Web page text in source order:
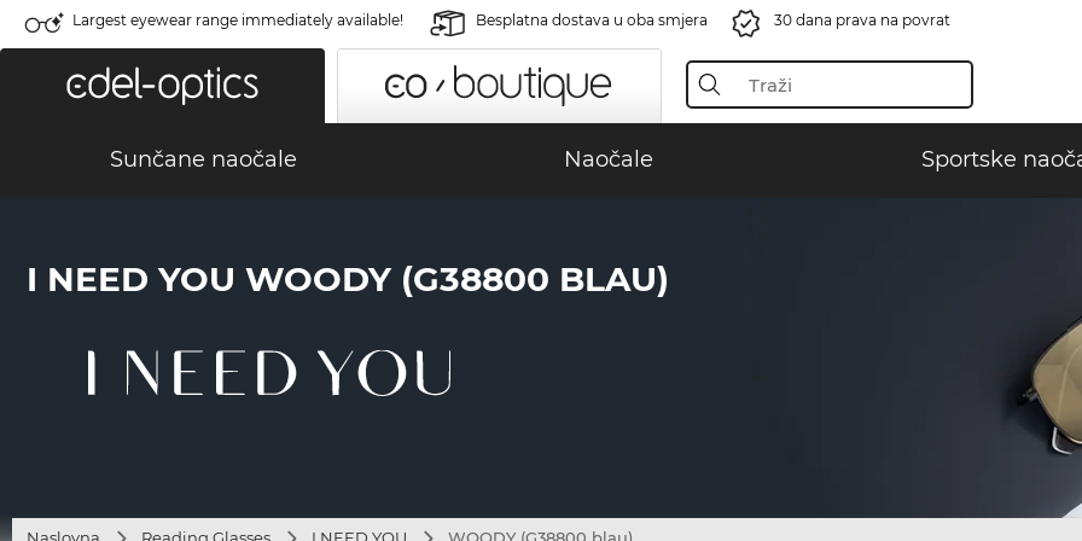
Largest eyewear range immediately available! Besplatna dostava u oba smjera 30 dana prava na povrat
Sunčane naočale Naočale Sportske
I NEED YOU WOODY (G38800 BLAU)